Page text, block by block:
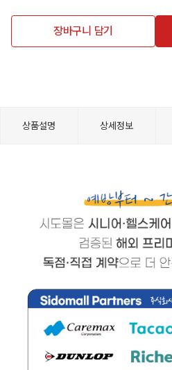
장바구니 담기
상품설명 상세정보